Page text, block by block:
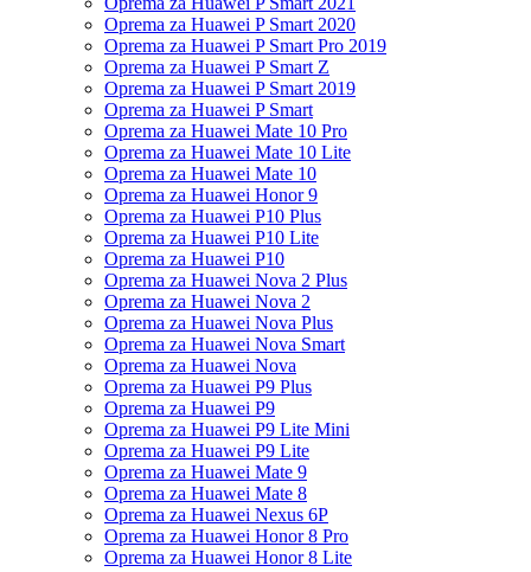
Oprema za Huawei P Smart 2020
Oprema za Huawei P Smart Pro 2019
Oprema za Huawei P Smart Z
Oprema za Huawei P Smart 2019
Oprema za Huawei P Smart
Oprema za Huawei Mate 10 Pro
Oprema za Huawei Mate 10 Lite
Oprema za Huawei Mate 10
Oprema za Huawei Honor 9
Oprema za Huawei P10 Plus
Oprema za Huawei P10 Lite
Oprema za Huawei P10
Oprema za Huawei Nova 2 Plus
Oprema za Huawei Nova 2
Oprema za Huawei Nova Plus
Oprema za Huawei Nova Smart
Oprema za Huawei Nova
Oprema za Huawei P9 Plus
Oprema za Huawei P9
Oprema za Huawei P9 Lite Mini
Oprema za Huawei P9 Lite
Oprema za Huawei Mate 9
Oprema za Huawei Mate 8
Oprema za Huawei Nexus 6P
Oprema za Huawei Honor 8 Pro
Oprema za Huawei Honor 8 Lite